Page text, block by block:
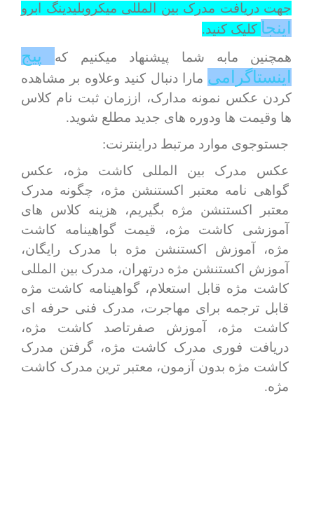
جهت دریافت مدرک بین المللی میکروبلیدینگ ابرو
اینجا کلیک کنید.
همچنین مابه شما پیشنهاد میکنیم که
پیج
اینستاگرامی مارا دنبال کنید وعلاوه بر مشاهده
کردن عکس نمونه مدارک، اززمان ثبت نام کلاس
ها وقیمت ها ودوره های جدید مطلع شوید.
جستوجوی موارد مرتبط دراینترنت:
عکس مدرک بین المللی کاشت مژه، عکس
گواهی نامه معتبر اکستنشن مژه، چگونه مدرک
معتبر اکستنشن مژه بگیریم، هزینه کلاس های
آموزشی کاشت مژه، قیمت گواهینامه کاشت
مژه، آموزش اکستنشن مژه با مدرک رایگان،
آموزش اکستنشن مژه درتهران، مدرک بین المللی
کاشت مژه قابل استعلام، گواهینامه کاشت مژه
قابل ترجمه برای مهاجرت، مدرک فنی حرفه ای
کاشت مژه، آموزش صفرتاصد کاشت مژه،
دریافت فوری مدرک کاشت مژه، گرفتن مدرک
کاشت مژه بدون آزمون، معتبر ترین مدرک کاشت
مژه.